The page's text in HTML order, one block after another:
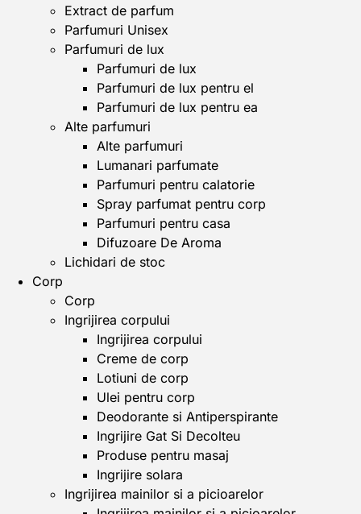
Extract de parfum
Parfumuri Unisex
Parfumuri de lux
Parfumuri de lux
Parfumuri de lux pentru el
Parfumuri de lux pentru ea
Alte parfumuri
Alte parfumuri
Lumanari parfumate
Parfumuri pentru calatorie
Spray parfumat pentru corp
Parfumuri pentru casa
Difuzoare De Aroma
Lichidari de stoc
Corp
Corp
Ingrijirea corpului
Ingrijirea corpului
Creme de corp
Lotiuni de corp
Ulei pentru corp
Deodorante si Antiperspirante
Ingrijire Gat Si Decolteu
Produse pentru masaj
Ingrijire solara
Ingrijirea mainilor si a picioarelor